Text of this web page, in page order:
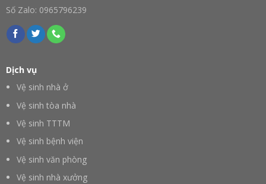
Số Zalo: 0965796239
Dịch vụ
Vệ sinh nhà ở
Vệ sinh tòa nhà
Vệ sinh TTTM
Vệ sinh bệnh viện
Vệ sinh văn phòng
Vệ sinh nhà xưởng